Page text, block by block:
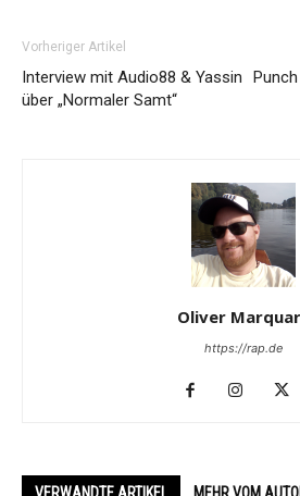
Vorheriger Artikel
Interview mit Audio88 & Yassin
über „Normaler Samt“
Oliver
https://rap.de